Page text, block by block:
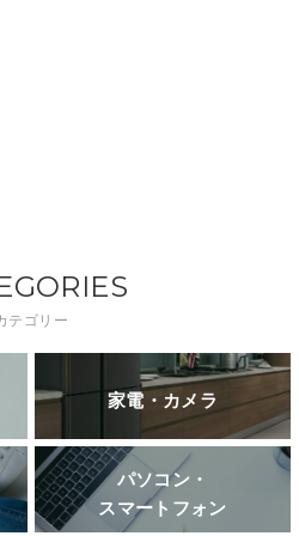
テゴリー
家電・カメラ
パソコン・
スマートフォン